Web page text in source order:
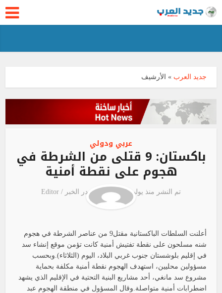
جديد العرب » الأرشيف
عربي ودولي
باكستان: 9 قتلى من الشرطة في
هجوم على نقطة أمنية
تم النشر منذ يوليو 7, 2026 مصدر الخبر / Editor
أعلنت السلطات الباكستانية مقتل9 من عناصر الشرطة في هجوم
شنه مسلحون على نقطة تفتيش أمنية كانت تؤمن موقع إنشاء سد
في إقليم بلوشستان جنوب غربي البلاد، اليوم (الثلاثاء).وبحسب
مسؤولين محليين، استهدف الهجوم نقطة أمنية مكلفة بحماية
مشروع سد مانغي، أحد مشاريع البنية التحتية في الإقليم الذي يشهد
اضطرابات أمنية متواصلة.وقال المسؤول في منطقة الهجوم عبد